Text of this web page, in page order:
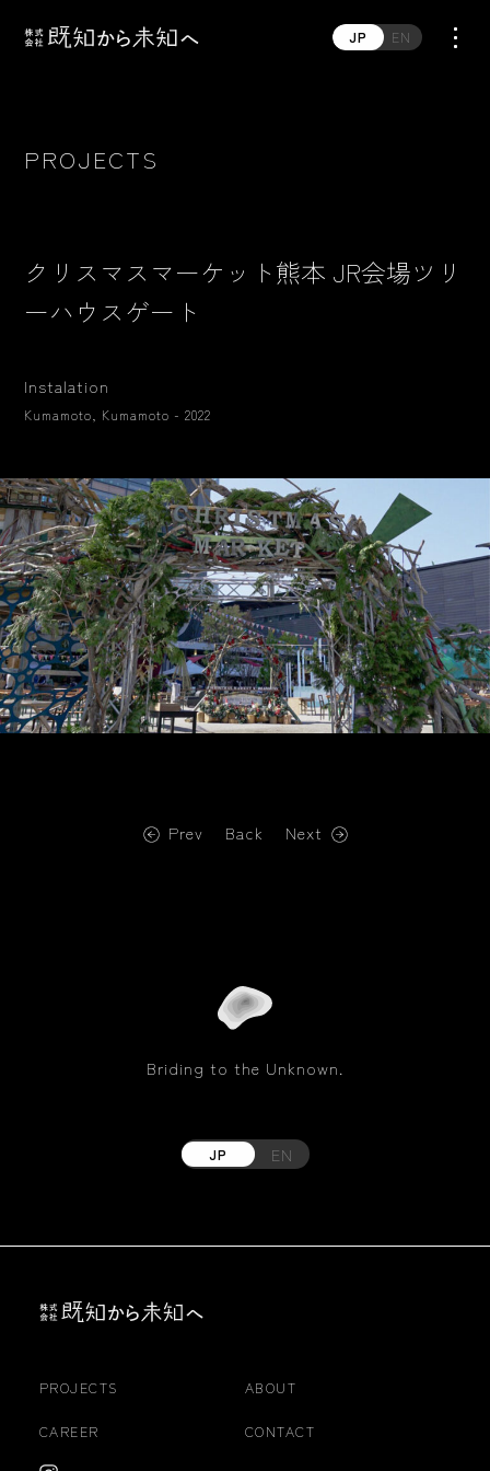
EN
JP
PROJECTS
クリスマスマーケット熊本 JR会場ツリ
ーハウスゲート
Instalation
Kumamoto, Kumamoto - 2022
Prev Back Next
Briding to the Unknown.
EN
JP
PROJECTS ABOUT
CAREER CONTACT